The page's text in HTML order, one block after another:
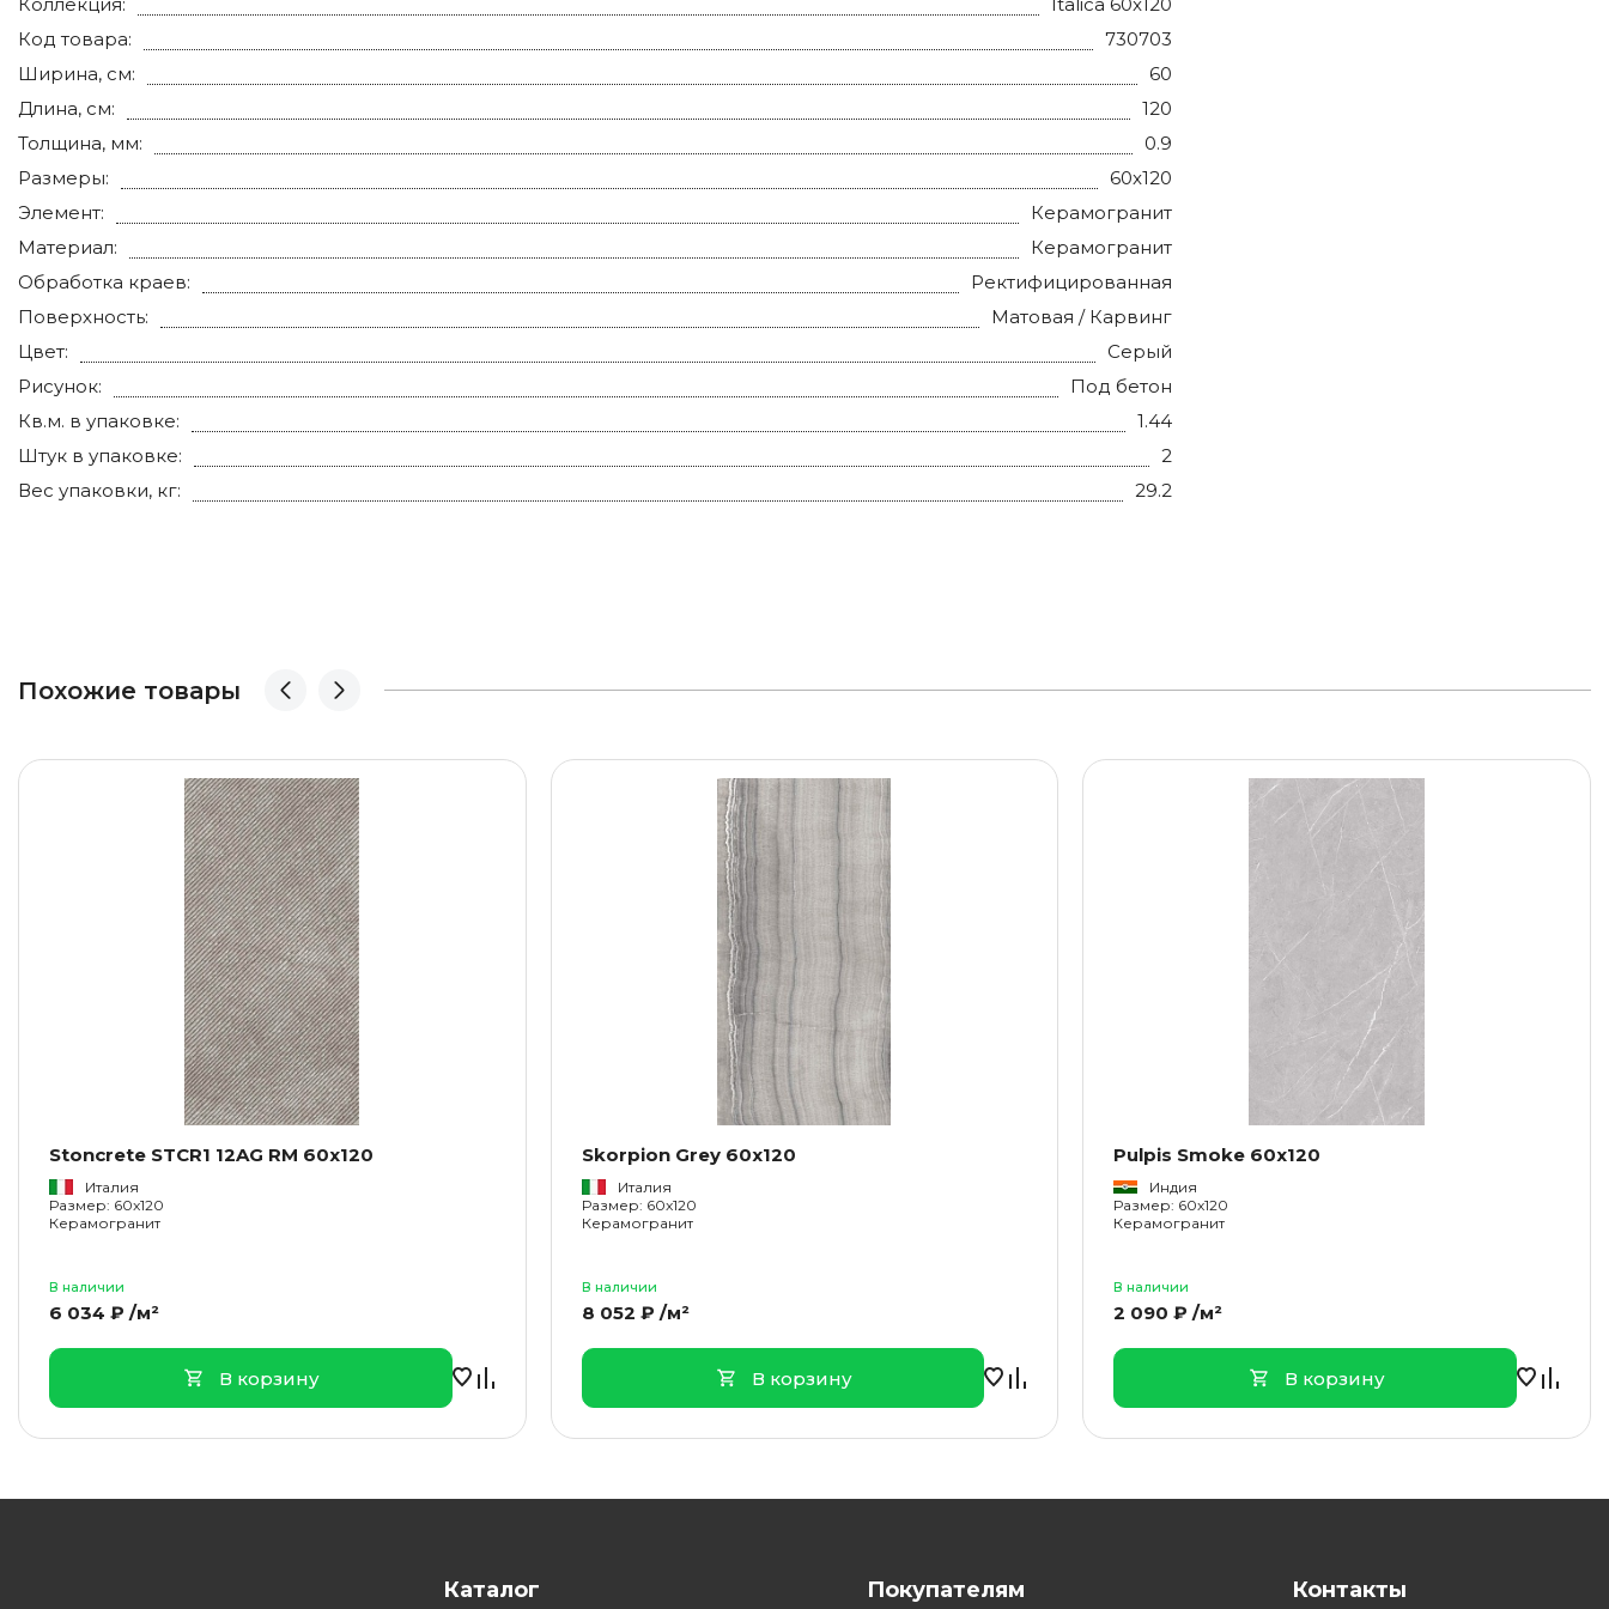
Код товара:
730703
Ширина, см:
60
Длина, см:
120
Толщина, мм:
0.9
Размеры:
60x120
Элемент:
Керамогранит
Материал:
Керамогранит
Обработка краев:
Ректифицированная
Поверхность:
Матовая / Карвинг
Цвет:
Серый
Рисунок:
Под бетон
Кв.м. в упаковке:
1.44
Штук в упаковке:
2
Вес упаковки, кг:
29.2
Похожие товары
Stoncrete STCR1 12AG RM 60x120
Италия
Размер: 60x120
Керамогранит
В наличии
6 034 ₽ /м²
В корзину
Skorpion Grey 60x120
Италия
Размер: 60x120
Керамогранит
В наличии
8 052 ₽ /м²
В корзину
Pulpis Smoke 60x120
Индия
Размер: 60x120
Керамогранит
В наличии
2 090 ₽ /м²
В корзину
Каталог Покупателям Контакты